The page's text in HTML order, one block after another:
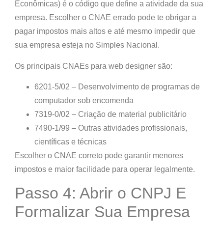
Econômicas) é o código que define a atividade da sua
empresa. Escolher o CNAE errado pode te obrigar a
pagar impostos mais altos e até mesmo impedir que
sua empresa esteja no Simples Nacional.
Os principais CNAEs para web designer são:
6201-5/02 – Desenvolvimento de programas de
computador sob encomenda
7319-0/02 – Criação de material publicitário
7490-1/99 – Outras atividades profissionais,
científicas e técnicas
Escolher o CNAE correto pode garantir menores
impostos e maior facilidade para operar legalmente.
Passo 4: Abrir o CNPJ E
Formalizar Sua Empresa